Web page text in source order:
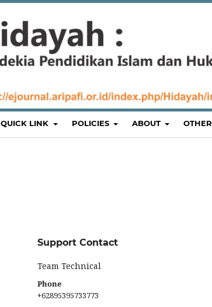
QUICK LINK POLICIES ABOUT OTHER
Support Contact
Team Technical
Phone
+62895395733773